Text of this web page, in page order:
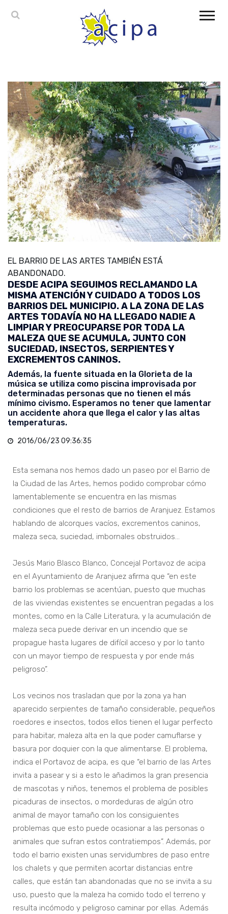
EL BARRIO DE LAS ARTES TAMBIÉN ESTÁ
ABANDONADO.
DESDE ACIPA SEGUIMOS RECLAMANDO LA
MISMA ATENCIÓN Y CUIDADO A TODOS LOS
BARRIOS DEL MUNICIPIO. A LA ZONA DE LAS
ARTES TODAVÍA NO HA LLEGADO NADIE A
LIMPIAR Y PREOCUPARSE POR TODA LA
MALEZA QUE SE ACUMULA, JUNTO CON
SUCIEDAD, INSECTOS, SERPIENTES Y
EXCREMENTOS CANINOS.
Además, la fuente situada en la Glorieta de la
música se utiliza como piscina improvisada por
determinadas personas que no tienen el más
mínimo civismo. Esperamos no tener que lamentar
un accidente ahora que llega el calor y las altas
temperaturas.
2016/06/23 09:36:35
Esta semana nos hemos dado un paseo por el Barrio de
la Ciudad de las Artes, hemos podido comprobar cómo
lamentablemente se encuentra en las mismas
condiciones que el resto de barrios de Aranjuez. Estamos
hablando de alcorques vacíos, excrementos caninos,
maleza seca, suciedad, imbornales obstruidos…
Jesús Mario Blasco Blanco, Concejal Portavoz de acipa
en el Ayuntamiento de Aranjuez afirma que “en este
barrio los problemas se acentúan, puesto que muchas
de las viviendas existentes se encuentran pegadas a los
montes, como en la Calle Literatura, y la acumulación de
maleza seca puede derivar en un incendio que se
propague hasta lugares de difícil acceso y por lo tanto
con un mayor tiempo de respuesta y por ende más
peligroso”.
Los vecinos nos trasladan que por la zona ya han
aparecido serpientes de tamaño considerable, pequeños
roedores e insectos, todos ellos tienen el lugar perfecto
para habitar, maleza alta en la que poder camuflarse y
basura por doquier con la que alimentarse. El problema,
indica el Portavoz de acipa, es que “el barrio de las Artes
invita a pasear y si a esto le añadimos la gran presencia
de mascotas y niños, tenemos el problema de posibles
picaduras de insectos, o mordeduras de algún otro
animal de mayor tamaño con los consiguientes
problemas que esto puede ocasionar a las personas o
animales que sufran estos contratiempos”. Además, por
todo el barrio existen unas servidumbres de paso entre
los chalets y que permiten acortar distancias entre
calles, que están tan abandonadas que no se invita a su
uso, puesto que la maleza ha comido todo el terreno y
resulta incómodo y peligroso caminar por ellas. Además